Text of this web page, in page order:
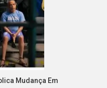
Mudança Em